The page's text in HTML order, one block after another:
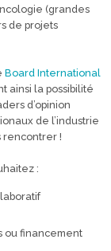
(grandes
de projets
Board International
ainsi la possibilité
d’opinion
de l’industrie
rencontrer !
:
ou financement